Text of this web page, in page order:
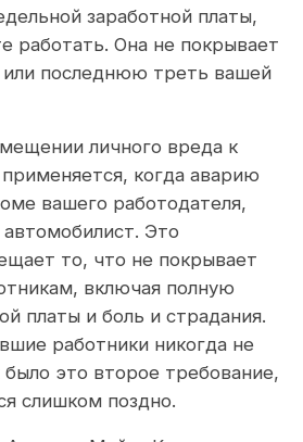
заработной платы,
работать. Она не покрывает
или последнюю треть вашей
личного вреда к
когда аварию
вашего работодателя,
Это
то, что не покрывает
включая полную
платы и боль и страдания.
работники никогда не
это второе требование,
слишком поздно.